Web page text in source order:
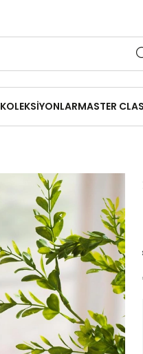
KOLEKSİYONLARMASTER